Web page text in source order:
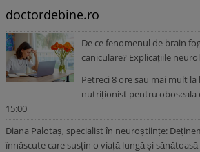
doctordebine.ro
De ce fenomenul de brain
caniculare? Explicațiile
Petreci 8 ore sau mai mult
nutriționist pentru oboseala
15:00
Diana Palotaș, specialist în neuroștiințe:
înnăscute care susțin o viață lungă și sănătoasă